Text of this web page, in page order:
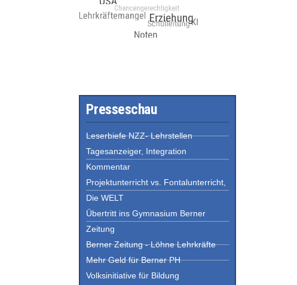
Presseschau
Leserbiefe NZZ- Lehrstellen
Tagesanzeiger, Integration
Kommentar
Projektunterricht vs. Fontalunterricht,
Die WELT
Übertritt ins Gymnasium Berner
Zeitung
Berner Zeitung - Löhne Lehrkräfte
Mehr Geld für Berner PH
Volksinitiative für Bildung